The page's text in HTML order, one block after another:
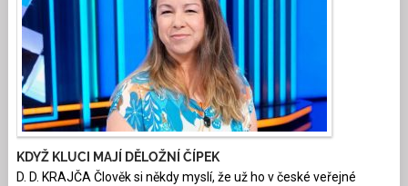
KDYŽ KLUCI MAJÍ DĚLOŽNÍ ČÍPEK
D. D. KRAJČA Člověk si někdy myslí, že už ho v české veřejné